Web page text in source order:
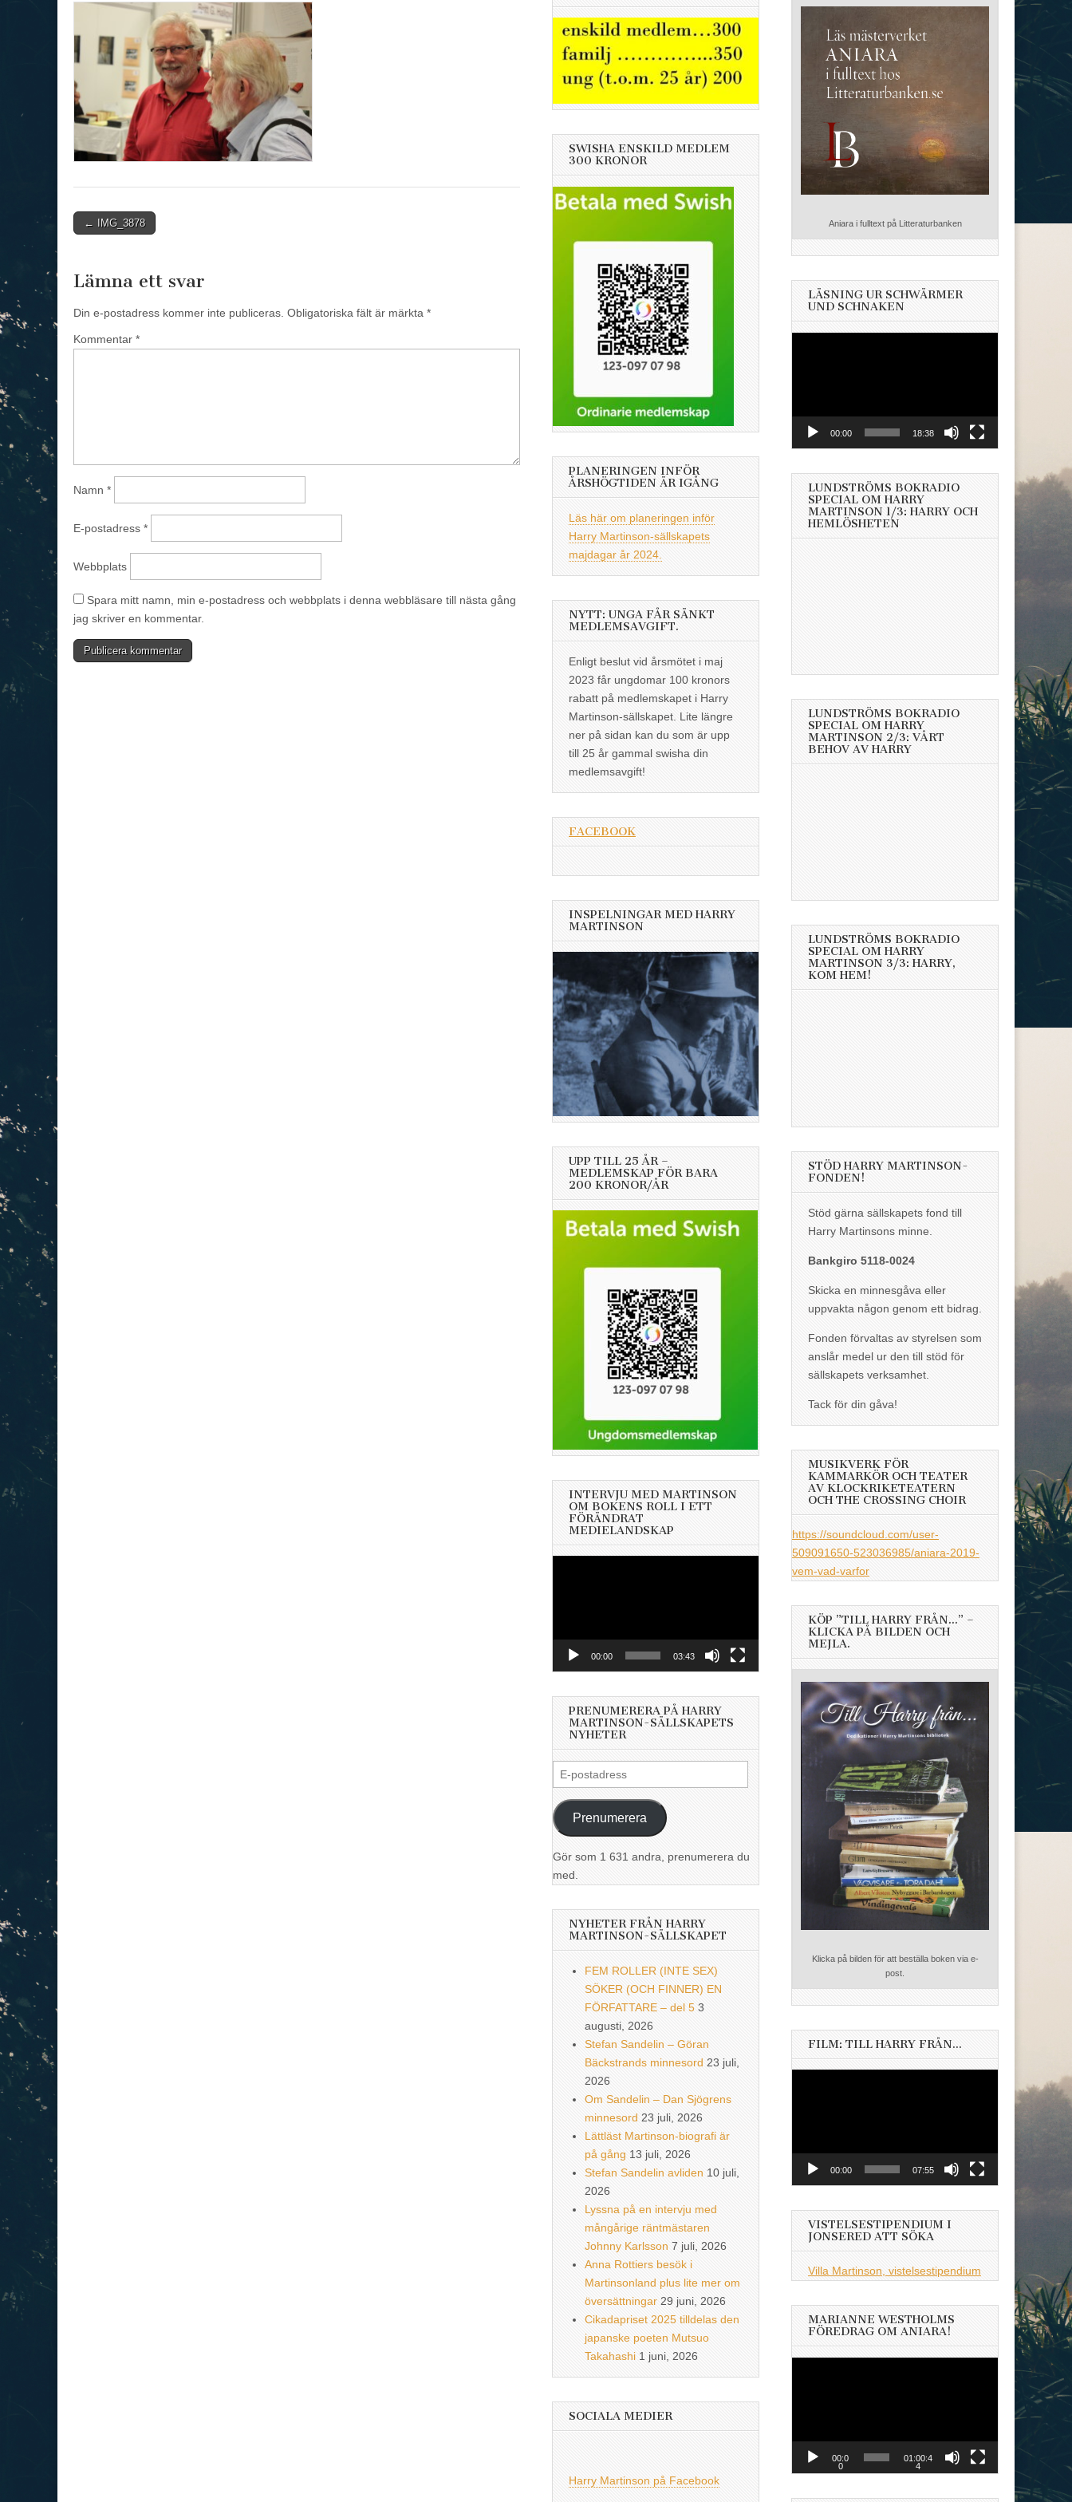
Post
← IMG_3878
Lämna ett svar
Din e-postadress kommer inte publiceras. Obligatoriska fält är märkta *
Kommentar *
Namn *
E-postadress *
Webbplats
Spara mitt namn, min e-postadress och webbplats i denna webbläsare till nästa gång
jag skriver en kommentar.
SWISHA ENSKILD MEDLEM
300 KRONOR
PLANERINGEN INFÖR
ÅRSHÖGTIDEN ÄR IGÅNG
Läs här om planeringen inför
Harry Martinson-sällskapets
majdagar år 2024.
NYTT: UNGA FÅR SÄNKT
MEDLEMSAVGIFT.
Enligt beslut vid årsmötet i maj
2023 får ungdomar 100 kronors
rabatt på medlemskapet i Harry
Martinson-sällskapet. Lite längre
ner på sidan kan du som är upp
till 25 år gammal swisha din
medlemsavgift!
FACEBOOK
INSPELNINGAR MED HARRY
MARTINSON
UPP TILL 25 ÅR –
MEDLEMSKAP FÖR BARA
200 KRONOR/ÅR
INTERVJU MED MARTINSON
OM BOKENS ROLL I ETT
FÖRÄNDRAT
MEDIELANDSKAP
00:00 03:43
PRENUMERERA PÅ HARRY
MARTINSON-SÄLLSKAPETS
NYHETER
E-
postadress
Prenumerera
Gör som 1 631 andra, prenumerera du
med.
NYHETER FRÅN HARRY
MARTINSON-SÄLLSKAPET
FEM ROLLER (INTE SEX)
SÖKER (OCH FINNER) EN
FÖRFATTARE – del 5 3
augusti, 2026
Stefan Sandelin – Göran
Bäckstrands minnesord 23 juli,
2026
Om Sandelin – Dan Sjögrens
minnesord 23 juli, 2026
Lättläst Martinson-biografi är
på gång 13 juli, 2026
Stefan Sandelin avliden 10 juli,
2026
Lyssna på en intervju med
mångårige räntmästaren
Johnny Karlsson 7 juli, 2026
Anna Rottiers besök i
Martinsonland plus lite mer om
översättningar 29 juni, 2026
Cikadapriset 2025 tilldelas den
japanske poeten Mutsuo
Takahashi 1 juni, 2026
SOCIALA MEDIER
Harry Martinson på Facebook
Aniara i fulltext på Litteraturbanken
LÄSNING UR SCHWÄRMER
UND SCHNAKEN
00:00 18:38
LUNDSTRÖMS BOKRADIO
SPECIAL OM HARRY
MARTINSON 1/3: HARRY OCH
HEMLÖSHETEN
LUNDSTRÖMS BOKRADIO
SPECIAL OM HARRY
MARTINSON 2/3: VÅRT
BEHOV AV HARRY
LUNDSTRÖMS BOKRADIO
SPECIAL OM HARRY
MARTINSON 3/3: HARRY,
KOM HEM!
STÖD HARRY MARTINSON-
FONDEN!
Stöd gärna sällskapets fond till
Harry Martinsons minne.
Bankgiro 5118-0024
Skicka en minnesgåva eller
uppvakta någon genom ett bidrag.
Fonden förvaltas av styrelsen som
anslår medel ur den till stöd för
sällskapets verksamhet.
Tack för din gåva!
MUSIKVERK FÖR
KAMMARKÖR OCH TEATER
AV KLOCKRIKETEATERN
OCH THE CROSSING CHOIR
https://soundcloud.com/user-
509091650-523036985/aniara-2019-
vem-vad-varfor
KÖP ”TILL HARRY FRÅN…” –
KLICKA PÅ BILDEN OCH
MEJLA.
Klicka på bilden för att beställa boken via e-
post.
FILM: TILL HARRY FRÅN…
00:00 07:55
VISTELSESTIPENDIUM I
JONSERED ATT SÖKA
Villa Martinson, vistelsestipendium
MARIANNE WESTHOLMS
FÖREDRAG OM ANIARA!
00:0
0
01:00:4
4